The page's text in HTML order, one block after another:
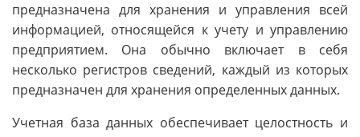
предназначена для хранения и управления всей
информацией, относящейся к учету и управлению
предприятием. Она обычно включает в себя
несколько регистров сведений, каждый из которых
предназначен для хранения определенных данных.
Учетная база данных обеспечивает целостность и